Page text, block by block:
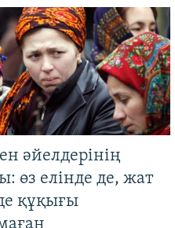
әйелдерінің
өз елінде де, жат
құқығы